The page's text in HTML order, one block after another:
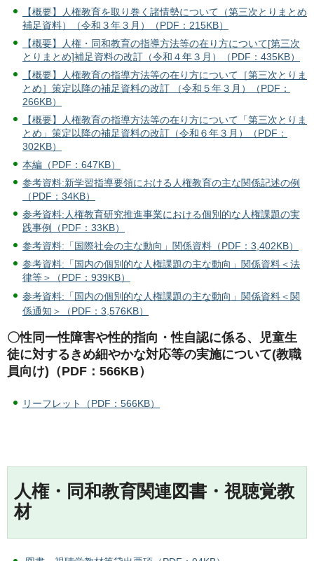
【概要】人権教育を取り巻く諸情勢について（第三次とりまとめ
補足資料）（令和３年３月）（PDF：215KB）
【概要】人権・同和教育の指導方法等の在り方について[第三次
とりまとめ]補足資料の改訂（令和４年３月）（PDF：435KB）
【概要】人権教育の指導方法等の在り方について［第三次とりま
とめ］策定以降の補足資料の改訂 （令和５年３月）（PDF：
266KB）
【概要】人権教育の指導方法等の在り方について「第三次とりま
とめ」策定以降の補足資料の改訂（令和６年３月）（PDF：
302KB）
本編（PDF：647KB）
参考資料:新学習指導要領における人権教育の主な関係記述の例
（PDF：34KB）
参考資料:人権教育研究推進事業における個別的な人権課題の実
践事例（PDF：33KB）
参考資料:「国際社会の主な動向」関係資料（PDF：3,402KB）
参考資料:「国内の個別的な人権課題の主な動向」関係資料＜法
律等＞（PDF：939KB）
参考資料:「国内の個別的な人権課題の主な動向」関係資料＜関
係通知＞（PDF：3,576KB）
〇性同一性障害や性的指向・性自認に係る、児童生
徒に対するきめ細やかな対応等の実施について(教職
員向け)（PDF：566KB）
リーフレット（PDF：566KB）
人権・同和教育関連図書・視聴覚教
材